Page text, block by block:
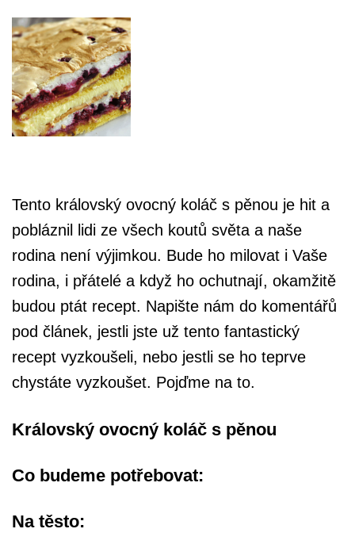
Tento královský ovocný koláč s pěnou je hit a
pobláznil lidi ze všech koutů světa a naše
rodina není výjimkou. Bude ho milovat i Vaše
rodina, i přátelé a když ho ochutnají, okamžitě
budou ptát recept. Napište nám do komentářů
pod článek, jestli jste už tento fantastický
recept vyzkoušeli, nebo jestli se ho teprve
chystáte vyzkoušet. Pojďme na to.
Královský ovocný koláč s pěnou
Co budeme potřebovat:
Na těsto: